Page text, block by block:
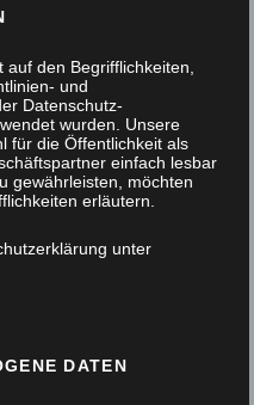
Badezimmer neu
den Begrifflichkeiten,
und
Datenschutz-
wurden. Unsere
für die Öffentlichkeit als
einfach lesbar
gewährleisten, möchten
erläutern.
unter
DATEN